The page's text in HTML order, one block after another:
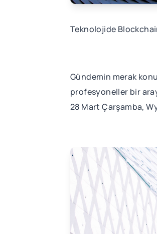
Teknolojide
Gündemin merak
profesyoneller bir
28 Mart Çarşamba,